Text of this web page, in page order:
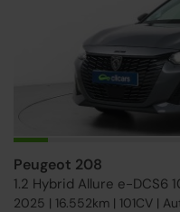
Peugeot 208
1.2 Hybrid Allure e-DCS6
2025 | 16.552km | 101CV |